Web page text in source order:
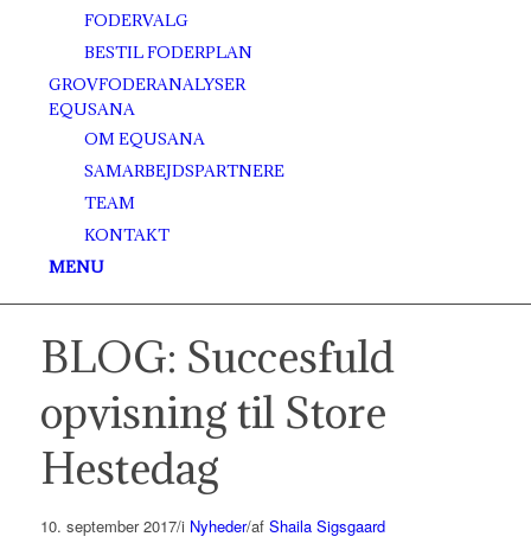
FODERVALG
BESTIL FODERPLAN
GROVFODERANALYSER
EQUSANA
OM EQUSANA
SAMARBEJDSPARTNERE
TEAM
KONTAKT
MENU
BLOG: Succesfuld
opvisning til Store
Hestedag
10. september 2017/i Nyheder/af Shaila Sigsgaard